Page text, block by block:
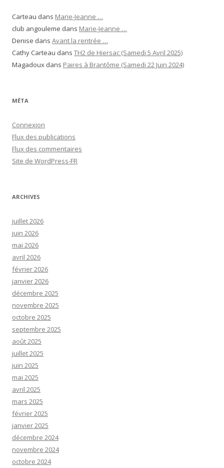
Carteau dans Marie-Jeanne …
club angouleme dans Marie-Jeanne …
Denise dans Avant la rentrée …
Cathy Carteau dans TH2 de Hiersac (Samedi 5 Avril 2025)
Magadoux dans Paires à Brantôme (Samedi 22 Juin 2024)
MÉTA
Connexion
Flux des publications
Flux des commentaires
Site de WordPress-FR
ARCHIVES
juillet 2026
juin 2026
mai 2026
avril 2026
février 2026
janvier 2026
décembre 2025
novembre 2025
octobre 2025
septembre 2025
août 2025
juillet 2025
juin 2025
mai 2025
avril 2025
mars 2025
février 2025
janvier 2025
décembre 2024
novembre 2024
octobre 2024